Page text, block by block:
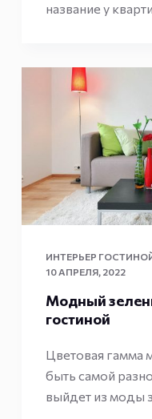
название у
ИНТЕРЬЕР
10 АПРЕЛЯ, 2022
Модный
гостиной
Цветовая гамма
быть самой
выйдет из моды